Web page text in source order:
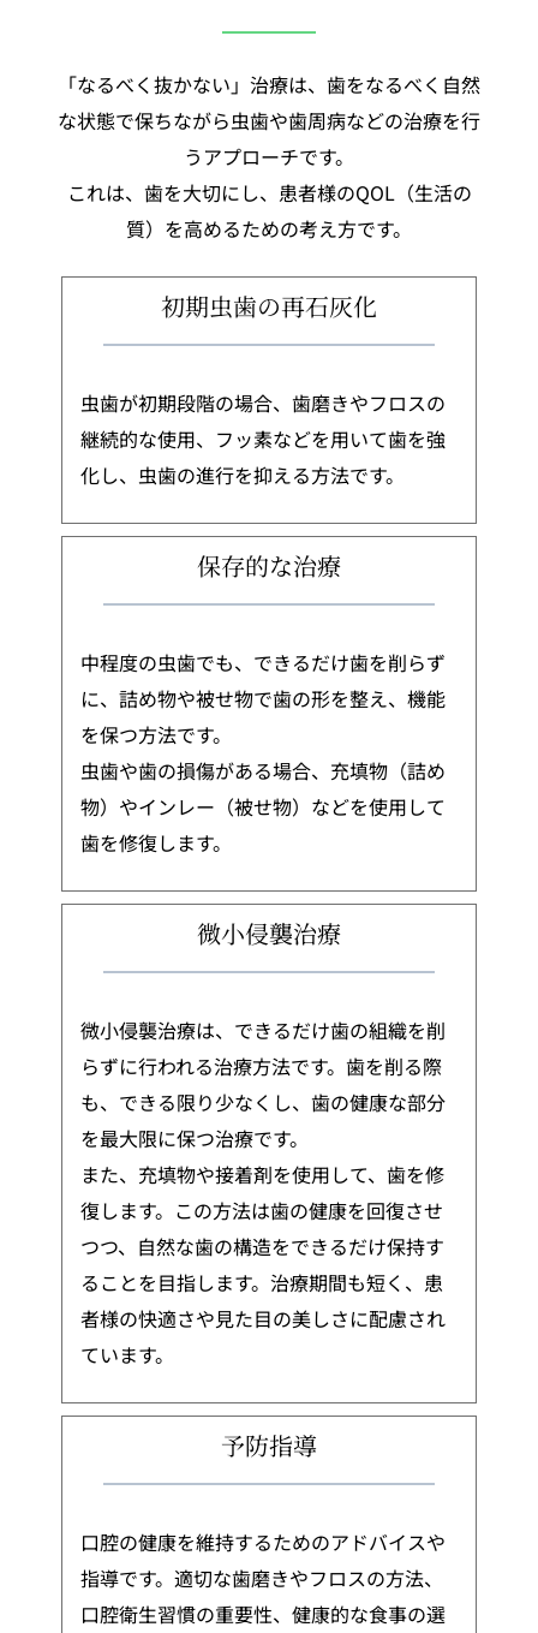
「なるべく抜かない」治療は、歯をなるべく自然
な状態で保ちながら虫歯や歯周病などの治療を行
うアプローチです。
これは、歯を大切にし、患者様のQOL（生活の
質）を高めるための考え方です。
初期虫歯の再石灰化
虫歯が初期段階の場合、歯磨きやフロスの
継続的な使用、フッ素などを用いて歯を強
化し、虫歯の進行を抑える方法です。
保存的な治療
中程度の虫歯でも、できるだけ歯を削らず
に、詰め物や被せ物で歯の形を整え、機能
を保つ方法です。
虫歯や歯の損傷がある場合、充填物（詰め
物）やインレー（被せ物）などを使用して
歯を修復します。
微小侵襲治療
微小侵襲治療は、できるだけ歯の組織を削
らずに行われる治療方法です。歯を削る際
も、できる限り少なくし、歯の健康な部分
を最大限に保つ治療です。
また、充填物や接着剤を使用して、歯を修
復します。この方法は歯の健康を回復させ
つつ、自然な歯の構造をできるだけ保持す
ることを目指します。治療期間も短く、患
者様の快適さや見た目の美しさに配慮され
ています。
予防指導
口腔の健康を維持するためのアドバイスや
指導です。適切な歯磨きやフロスの方法、
口腔衛生習慣の重要性、健康的な食事の選